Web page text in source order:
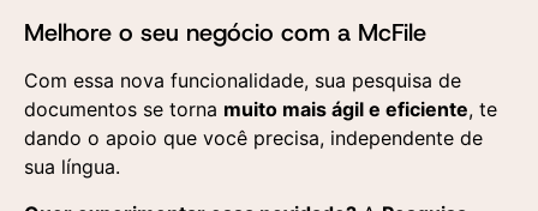
Melhore o seu negócio com a McFile
Com essa nova funcionalidade, sua pesquisa de
documentos se torna muito mais ágil e eficiente, te
dando o apoio que você precisa, independente de
sua língua.